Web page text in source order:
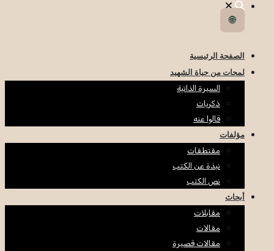
🌐
الصفحة الرئيسية
لمحات من حياة الشهيد
السيرة الذاتية
ذكريات
قالوا عنه
مؤلفات
مقتطفات
نبذة عن الكتب
نص الكتب
أبحاث
مقابلات
مقالات
مقالات قصيرة